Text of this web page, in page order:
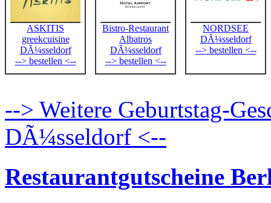
ASKITIS
greekcuisine
DÃ¼sseldorf
--> bestellen <--
Bistro-Restaurant
Albatros
DÃ¼sseldorf
--> bestellen <--
NORDSEE
DÃ¼sseldorf
--> bestellen <--
--> Weitere Geburtstag-
DÃ¼sseldorf <--
Restaurantgutscheine